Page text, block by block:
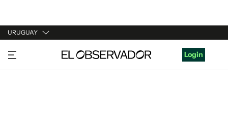
URUGUAY
URUGUAY
ARGENTINA
Login